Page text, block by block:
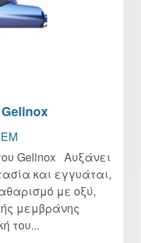
Gelinox Αυξάνει
και εγγυάται,
με οξύ,
μεμβράνης
του...